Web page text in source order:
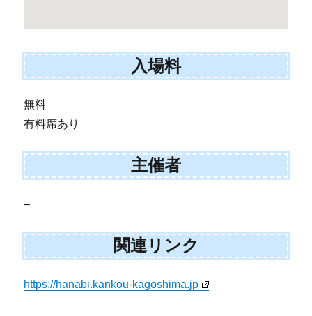
入場料
無料
有料席あり
主催者
–
関連リンク
https://hanabi.kankou-kagoshima.jp